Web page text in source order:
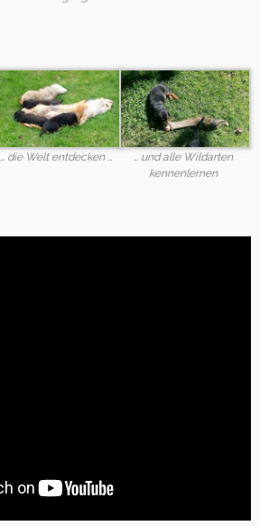
… die Welt entdecken …
… und alle Wildarten
kennenlernen